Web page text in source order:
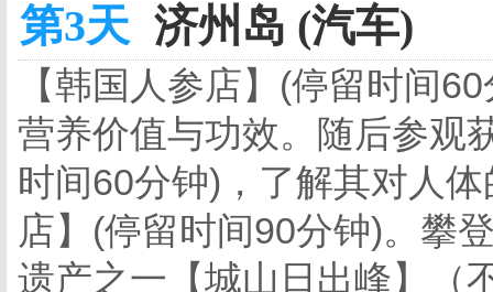
第3天 济州岛 (汽车)
【韩国人参店】(停留时间
营养价值与功效。随后参观
时间60分钟)，了解其对人
店】(停留时间90分钟)。攀
遗产之一【城山日出峰】（